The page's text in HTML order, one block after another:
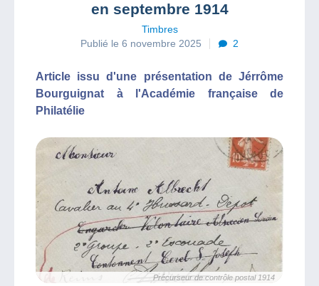
en septembre 1914
Timbres
Publié le 6 novembre 2025
2
Article issu d'une présentation de Jérrôme
Bourguignat à l'Académie française de
Philatélie
Précurseur de contrôle postal 1914